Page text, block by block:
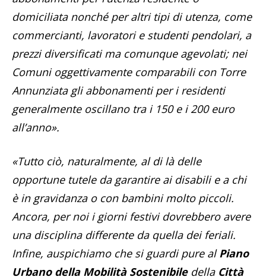
domiciliata nonché per altri tipi di utenza, come
commercianti, lavoratori e studenti pendolari, a
prezzi diversificati ma comunque agevolati; nei
Comuni oggettivamente comparabili con Torre
Annunziata gli abbonamenti per i residenti
generalmente oscillano tra i 150 e i 200 euro
all’anno».
«Tutto ciò, naturalmente, al di là delle
opportune tutele da garantire ai disabili e a chi
è in gravidanza o con bambini molto piccoli.
Ancora, per noi i giorni festivi dovrebbero avere
una disciplina differente da quella dei feriali.
Infine, auspichiamo che si guardi pure alPiano
Urbano della Mobilità Sostenibiledella Città